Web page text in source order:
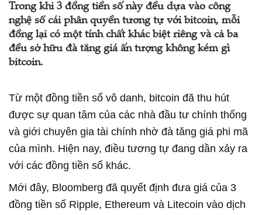
Trong khi 3 đồng tiền số này đều dựa vào công
nghệ sổ cái phân quyền tương tự với bitcoin, mỗi
đồng lại có một tính chất khác biệt riêng và cả ba
đều sở hữu đà tăng giá ấn tượng không kém gì
bitcoin.
Từ một đồng tiền số vô danh, bitcoin đã thu hút
được sự quan tâm của các nhà đầu tư chính thống
và giới chuyên gia tài chính nhờ đà tăng giá phi mã
của mình. Hiện nay, điều tương tự đang dần xảy ra
với các đồng tiền số khác.
Mới đây, Bloomberg đã quyết định đưa giá của 3
đồng tiền số Ripple, Ethereum và Litecoin vào dịch